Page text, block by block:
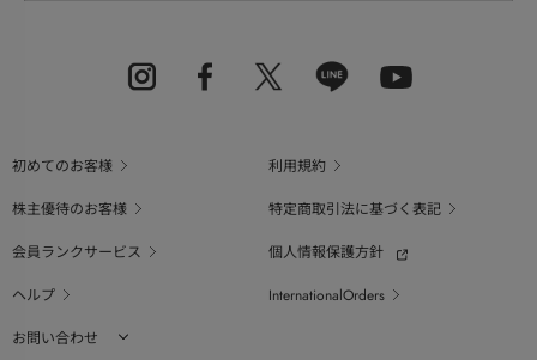
初めてのお客様
利用規約
株主優待のお客様
特定商取引法に基づく表記
会員ランクサービス
個人情報保護方針
ヘルプ
InternationalOrders
お問い合わせ